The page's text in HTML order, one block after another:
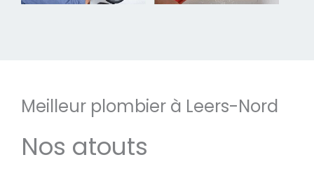
Meilleur plombier à Leers-Nord
Nos atouts